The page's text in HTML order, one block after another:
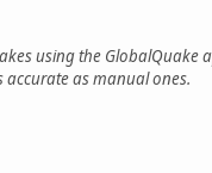
using the GlobalQuake
as manual ones.